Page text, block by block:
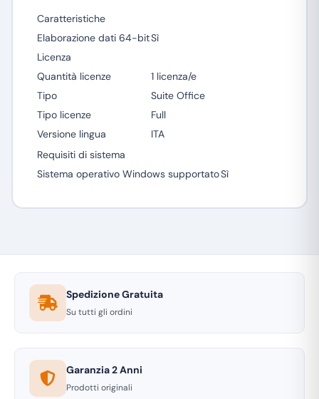
Caratteristiche
Elaborazione dati 64-bitSì
Licenza
Quantità licenze
1 licenza/e
Tipo
Suite Office
Tipo licenze
Full
Versione lingua
ITA
Requisiti di sistema
Sistema operativo Windows supportatoSì
Spedizione Gratuita
Su tutti gli ordini
Garanzia 2 Anni
Prodotti originali